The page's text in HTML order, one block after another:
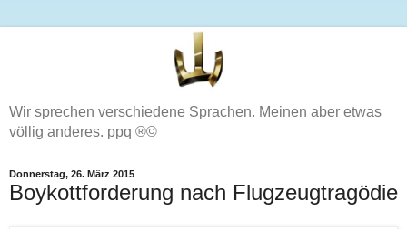
Wir sprechen verschiedene Sprachen. Meinen aber etwas
völlig anderes. ppq ®©
Donnerstag, 26. März 2015
Boykottforderung nach Flugzeugtragödie